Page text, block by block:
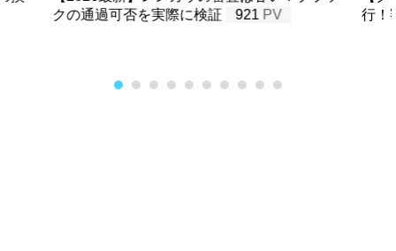
クの通過可否を実際に検証
921
行！